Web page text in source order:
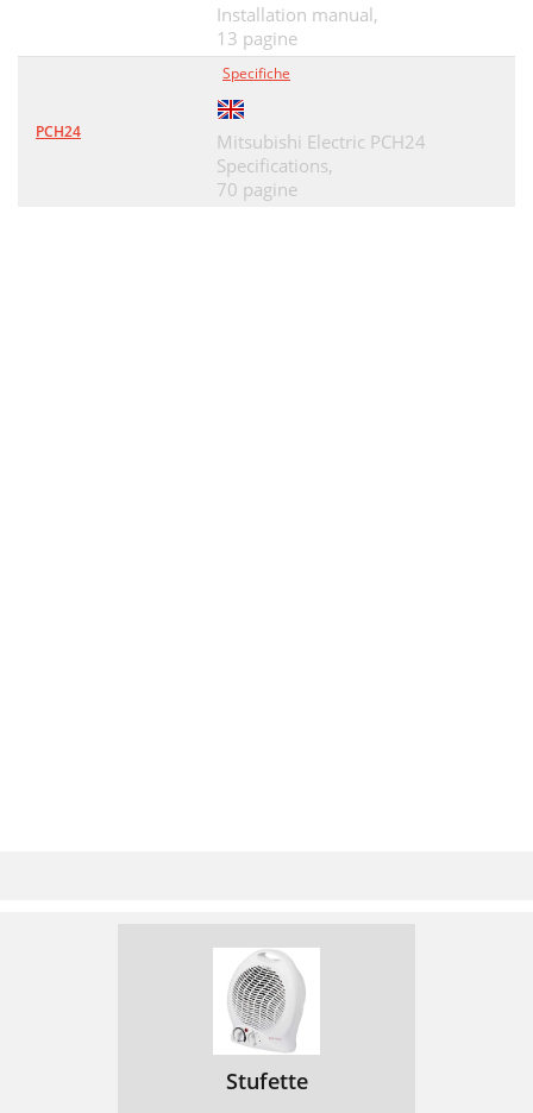
Installation manual,
13 pagine
PCH24
Specifiche
Mitsubishi Electric PCH24
Specifications,
70 pagine
Stufette